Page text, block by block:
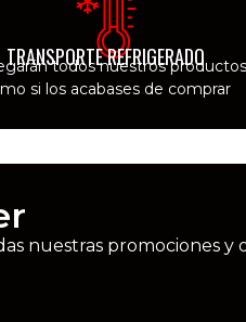
TRANSPORTE REFRIGERADO
todos nuestros productos
si los acabases de comprar
nuestras promociones y